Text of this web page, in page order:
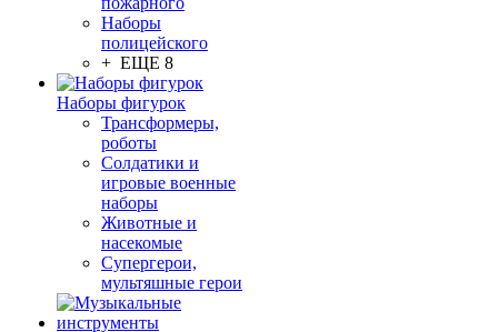
Наборы
полицейского
+ ЕЩЕ 8
Наборы фигурок
Трансформеры,
роботы
Солдатики и
игровые военные
наборы
Животные и
насекомые
Супергерои,
мультяшные герои